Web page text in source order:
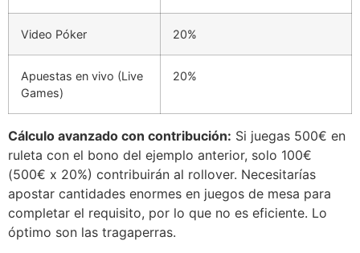
Video Póker 20%
Apuestas en vivo (Live
Games)
20%
Cálculo avanzado con contribución: Si juegas 500€ en
ruleta con el bono del ejemplo anterior, solo 100€
(500€ x 20%) contribuirán al rollover. Necesitarías
apostar cantidades enormes en juegos de mesa para
completar el requisito, por lo que no es eficiente. Lo
óptimo son las tragaperras.